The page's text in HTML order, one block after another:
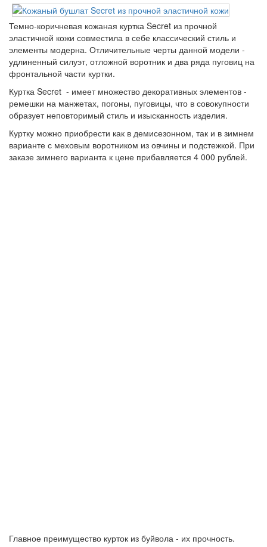
Темно-коричневая кожаная куртка Secret из прочной
эластичной кожи совместила в себе классический стиль и
элементы модерна. Отличительные черты данной модели -
удлиненный силуэт, отложной воротник и два ряда пуговиц на
фронтальной части куртки.
Куртка Secret - имеет множество декоративных элементов -
ремешки на манжетах, погоны, пуговицы, что в совокупности
образует неповторимый стиль и изысканность изделия.
Куртку можно приобрести как в демисезонном, так и в зимнем
варианте с меховым воротником из овчины и подстежкой. При
заказе зимнего варианта к цене прибавляется 4 000 рублей.
Главное преимущество курток из буйвола - их прочность.